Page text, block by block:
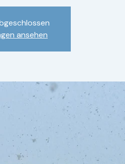
ansehen